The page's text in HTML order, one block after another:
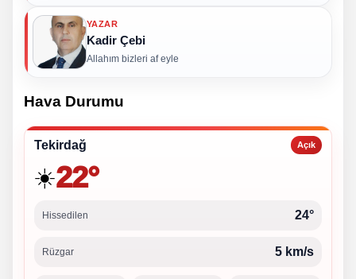
YAZAR
Kadir Çebi
Allahım bizleri af eyle
Hava Durumu
Tekirdağ Açık
☀️22°
Hissedilen 24°
Rüzgar 5 km/s